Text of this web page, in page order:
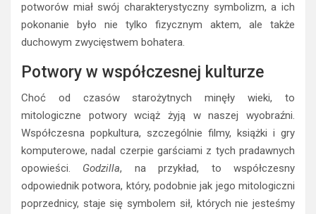
potworów miał swój charakterystyczny symbolizm, a ich
pokonanie było nie tylko fizycznym aktem, ale także
duchowym zwycięstwem bohatera.
Potwory w współczesnej kulturze
Choć od czasów starożytnych minęły wieki, to
mitologiczne potwory wciąż żyją w naszej wyobraźni.
Współczesna popkultura, szczególnie filmy, książki i gry
komputerowe, nadal czerpie garściami z tych pradawnych
opowieści. Godzilla, na przykład, to współczesny
odpowiednik potwora, który, podobnie jak jego mitologiczni
poprzednicy, staje się symbolem sił, których nie jesteśmy